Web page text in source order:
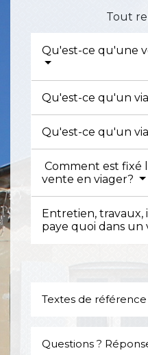
Tout
Qu'est-ce qu'une
Qu'est-ce qu'un
Qu'est-ce qu'un
Comment est fixé
vente en viager?
Entretien, travaux,
paye quoi dans un
Textes de référence
Questions ?